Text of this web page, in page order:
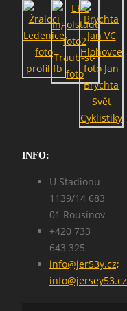
INFO:
U Stadionu
1139/14 683
01 Rousínov
+420 733
643 325
info@jer53y.cz;
info@jersey53.cz